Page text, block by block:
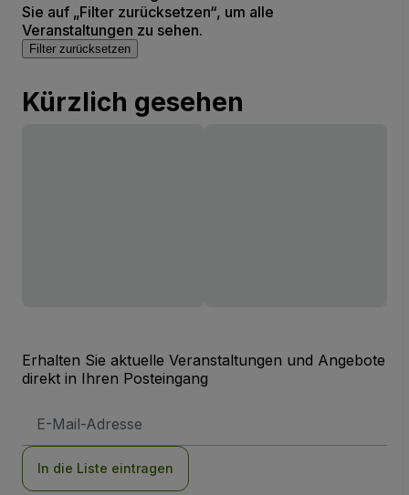
Sie auf „Filter zurücksetzen“, um alle
Veranstaltungen zu sehen.
Filter zurücksetzen
Kürzlich gesehen
Erhalten Sie aktuelle Veranstaltungen und Angebote
direkt in Ihren Posteingang
Mail-
In die Liste eintragen